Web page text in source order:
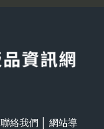
聯絡我們
網站導